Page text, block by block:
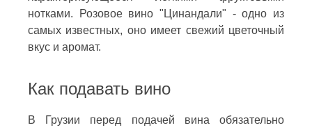
нотками. Розовое вино "Цинандали" - одно из
самых известных, оно имеет свежий цветочный
вкус и аромат.
Как подавать вино
В Грузии перед подачей вина обязательно